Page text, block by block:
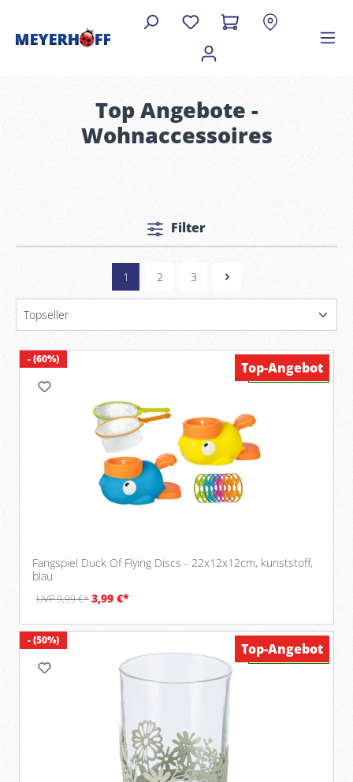
Top Angebote -
Wohnaccessoires
Filter
1 2 3
- (60%)
Fangspiel Duck Of Flying Discs - 22x12x12cm, kunststoff,
blau
UVP 9,99 €*3,99 €*
Verfügbar
Top-Angebot
- (50%)
Verfügbar
Top-Angebot